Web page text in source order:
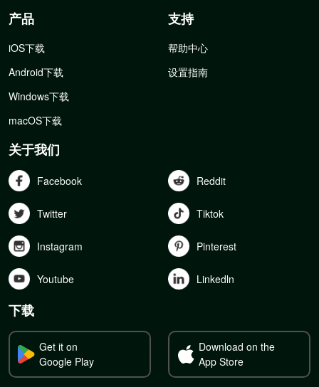
产品
iOS下载
Android下载
Windows下载
macOS下载
支持
帮助中心
设置指南
关于我们
Facebook Reddit
Twitter Tiktok
Instagram Pinterest
Youtube Linkedln
下载
Get it on
Google Play
Download on the
App Store